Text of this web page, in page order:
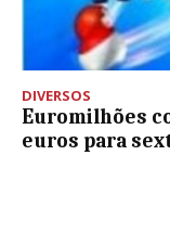
DIVERSOS
Euromilhões
euros para